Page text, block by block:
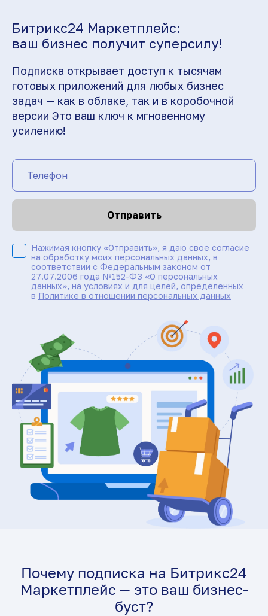
Битрикс24 Маркетплейс:
ваш бизнес получит суперсилу!
Подписка открывает доступ к тысячам
готовых приложений для любых бизнес
задач — как в облаке, так и в коробочной
версии Это ваш ключ к мгновенному
усилению!
Отправить
Нажимая кнопку «Отправить», я даю свое согласие
на обработку моих персональных данных, в
соответствии с Федеральным законом от
27.07.2006 года №152-ФЗ «О персональных
данных», на условиях и для целей, определенных
в Политике в отношении персональных данных
Почему подписка на Битрикс24
Маркетплейс — это ваш бизнес-
буст?